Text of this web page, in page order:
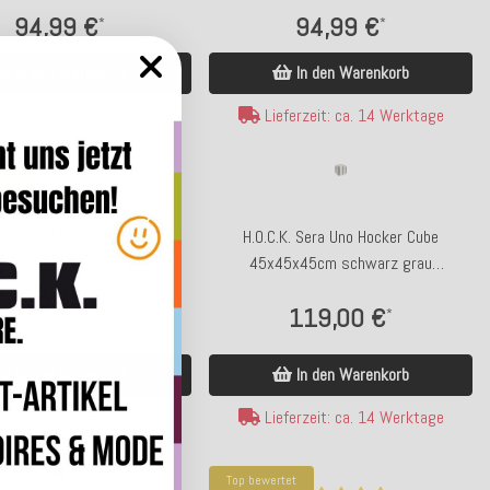
94,99 €* 94,99 €*
In den Warenkorb
Lieferzeit: ca. 14 Werktage
Sera Duo Hocker Bean Cube
terra schwarz
Doppelstreifen
116,99 €
Kunden-Favorit
In den Warenkorb
ca. 5-7 Werktage
H.O.C.K. Sera Uno Hocker Cube
45x45x45cm schwarz grau
119,00 €*
In den Warenkorb
Lieferzeit: ca. 14 Werktage
Top bewertet